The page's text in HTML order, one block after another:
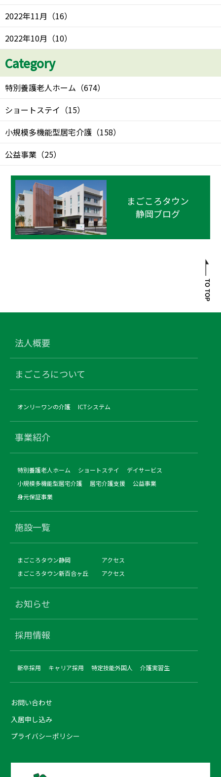
2022年11月 （16）
2022年10月 （10）
Category
特別養護老人ホーム （674）
ショートステイ （15）
小規模多機能型居宅介護 （158）
公益事業 （25）
まごころタウン
静岡ブログ
法人概要
まごころについて
オンリーワンの介護 ICTシステム
事業紹介
特別養護老人ホーム ショートステイ
デイサービス
小規模多機能型居宅介護
居宅介護支援
公益事業
身元保証事業
施設一覧
まごころタウン静岡
アクセス
まごころタウン新百合ヶ丘
アクセス
お知らせ
採用情報
新卒採用 キャリア採用 特定技能外国人 介護実習生
お問い合わせ
入居申し込み
プライバシーポリシー